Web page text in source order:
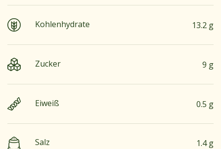
Kohlenhydrate 13.2 g
Zucker 9 g
Eiweiß 0.5 g
Salz 1.4 g